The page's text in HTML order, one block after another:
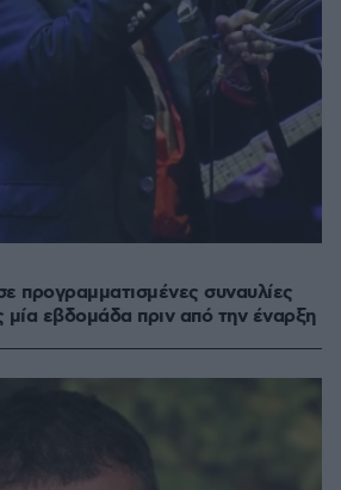
προγραμματισμένες συναυλίες
εβδομάδα πριν από την έναρξη